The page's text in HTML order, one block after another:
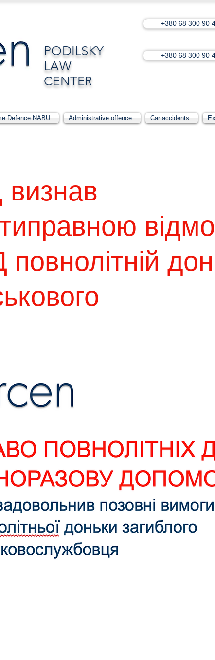
PODILSKY
LAW
CENTER
+380 68 300 90
+380 68 300 90
Defence NABU Administrative offence Car accidents
визнав